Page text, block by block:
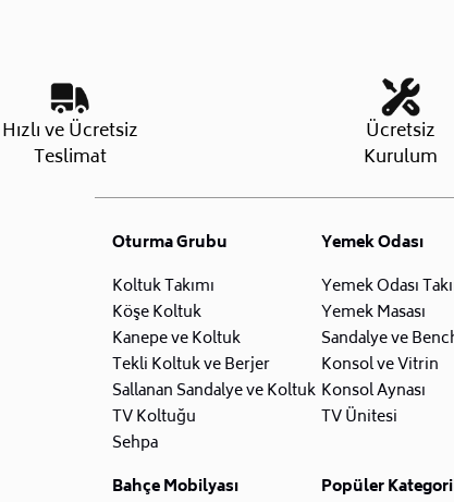
Hızlı ve Ücretsiz
Teslimat
Ücretsiz
Kurulum
Oturma Grubu
Koltuk Takımı
Köşe Koltuk
Kanepe ve Koltuk
Tekli Koltuk ve Berjer
Sallanan Sandalye ve Koltuk
TV Koltuğu
Sehpa
Yemek Odası
Yemek Odası
Yemek Masası
Sandalye ve
Konsol ve Vitrin
Konsol Aynası
TV Ünitesi
Bahçe Mobilyası
Popüler